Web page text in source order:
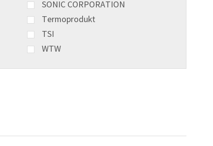
SONIC CORPORATION
Termoprodukt
TSI
WTW